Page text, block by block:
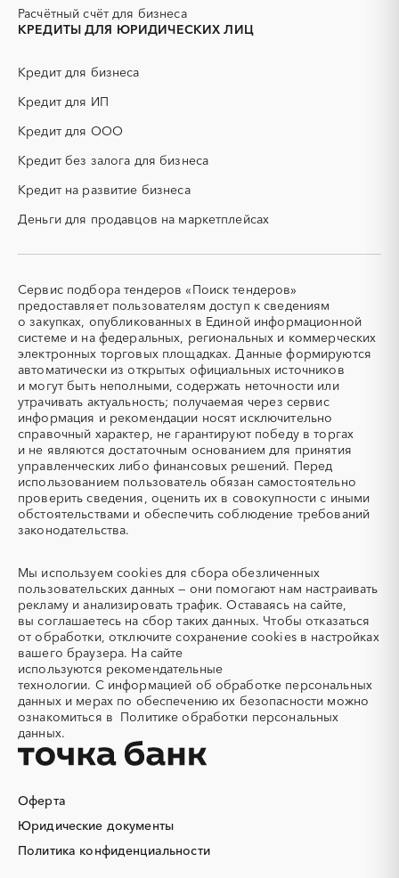
ЖБИ
ИБП
КИП (контрольно-
КТП
ОКР (опытно-
конструкторские работы)
ПГС (песчано-гравийная
смесь)
СВО
СКС (структурированные
СКУД
СОЖ (смазочно-
ТЭН
(Теплоэлектронагреватель)
УДС (установки
депарафинизации скважин)
УКПГ
ЯТЭК
Аварийные работы
Авиаперевозка
Авиационные работы
Авиационные работы
вертолетами
Автобус
Автовозы
Автогрейдер
Автозапчасти
Автоматизация
Автомобили
Автомобильные весы
Авторский надзор
Автотранспорт
Автоцистерны пожарные
Адсорбенты
Акварель
Аквариумы
Аккумуляторы
Алкогольная продукция
Алмазное бурение
Алмазная резка
Алюминиевые
конструкции
Алюминий
Аммоний
Ангар
Антенны
Антискалант
Аппараты воздушного
Аренда автобусов
Аренда погрузчика
Аренда спецтехники с
Расчётный счёт для бизнеса
КРЕДИТЫ ДЛЯ ЮРИДИЧЕСКИХ ЛИЦ
Кредит для бизнеса
Кредит для ИП
Кредит для ООО
Кредит без залога для бизнеса
Кредит на развитие бизнеса
Деньги для продавцов на маркетплейсах
Оферта
Юридические документы
Политика конфиденциальности
Сервис подбора тендеров «Поиск тендеров»
предоставляет пользователям доступ к сведениям
о закупках, опубликованных в Единой информационной
системе и на федеральных, региональных и коммерческих
электронных торговых площадках. Данные формируются
автоматически из открытых официальных источников
и могут быть неполными, содержать неточности или
утрачивать актуальность; получаемая через сервис
информация и рекомендации носят исключительно
справочный характер, не гарантируют победу в торгах
и не являются достаточным основанием для принятия
управленческих либо финансовых решений. Перед
использованием пользователь обязан самостоятельно
проверить сведения, оценить их в совокупности с иными
обстоятельствами и обеспечить соблюдение требований
законодательства.
Мы используем cookies для сбора обезличенных
пользовательских данных — они помогают нам настраивать
рекламу и анализировать трафик. Оставаясь на сайте,
вы соглашаетесь на сбор таких данных. Чтобы отказаться
от обработки, отключите сохранение cookies в настройках
вашего браузера. На сайте
используются рекомендательные
технологии. С информацией об обработке персональных
данных и мерах по обеспечению их безопасности можно
ознакомиться в Политике обработки персональных
данных.